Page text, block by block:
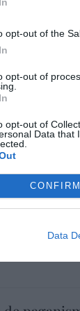
opt-out of the
opt-out of
opt-out of
Data that
CONFIRM
Data
dejar